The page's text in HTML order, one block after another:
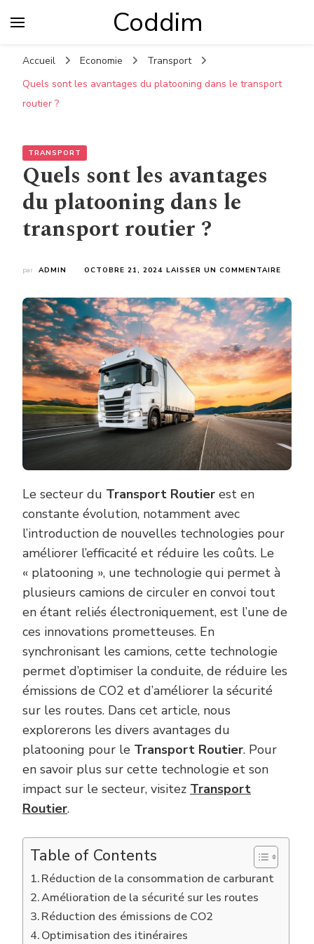
Coddim
Accueil Economie
Transport
Quels sont les avantages du platooning dans le transport
routier ?
TRANSPORT
Quels sont les avantages
du platooning dans le
transport routier ?
par ADMIN OCTOBRE 21, 2024 LAISSER UN COMMENTAIRE
LES
DU
DANS
LE
?
Le secteur du Transport Routier est en
constante évolution, notamment avec
l’introduction de nouvelles technologies pour
améliorer l’efficacité et réduire les coûts. Le
« platooning », une technologie qui permet à
plusieurs camions de circuler en convoi tout
en étant reliés électroniquement, est l’une de
ces innovations prometteuses. En
synchronisant les camions, cette technologie
permet d’optimiser la conduite, de réduire les
émissions de CO2 et d’améliorer la sécurité
sur les routes. Dans cet article, nous
explorerons les divers avantages du
platooning pour le Transport Routier. Pour
en savoir plus sur cette technologie et son
impact sur le secteur, visitez Transport
Routier.
Table of Contents
Réduction de la consommation de carburant
Amélioration de la sécurité sur les routes
Réduction des émissions de CO2
Optimisation des itinéraires